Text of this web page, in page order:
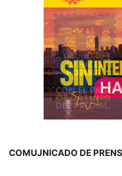
COMUJNICADO DE